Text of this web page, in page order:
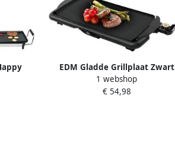
4-
EDM Gladde Grillplaat Zwart
2000 W
1 webshop
€ 54,98